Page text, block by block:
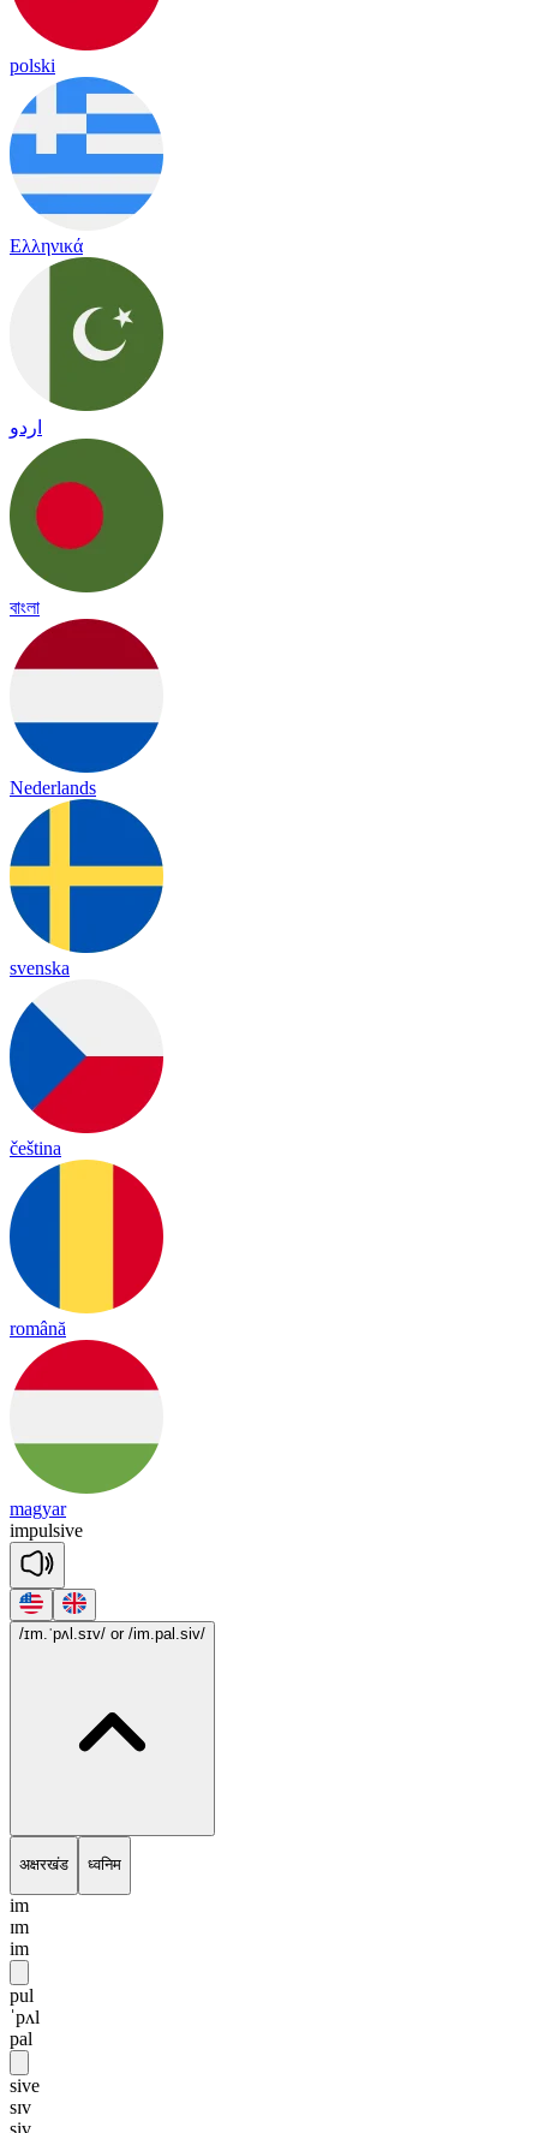
polski
Ελληνικά
اردو
বাংলা
Nederlands
svenska
čeština
română
magyar
impulsive
/ɪm.ˈpʌl.sɪv/ or /im.pal.siv/
अक्षरखंड ध्वनिम
im
ɪm
im
pul
ˈpʌl
pal
sive
sɪv
siv